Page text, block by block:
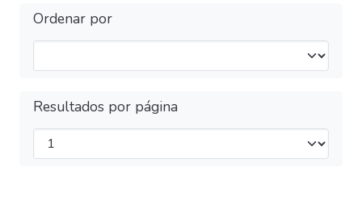
Ordenar por
Resultados por página